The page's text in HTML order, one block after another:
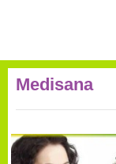
Medisana